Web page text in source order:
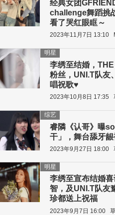
经典女团
challenge舞蹈挑
看了哭红眼眶～
2023年11月7日 13:10
李绣至结婚，
粉丝，UNI.T队友
唱祝歌♥
明星
2023年10月8日 17:35
睿隣《认哥》曝
干」，舞台舔牙
综艺
2023年9月27日 18:00
李绣至宣布结婚
智，及UNI.T队友
珍都送上祝福
明星
2023年9月7日 16:00